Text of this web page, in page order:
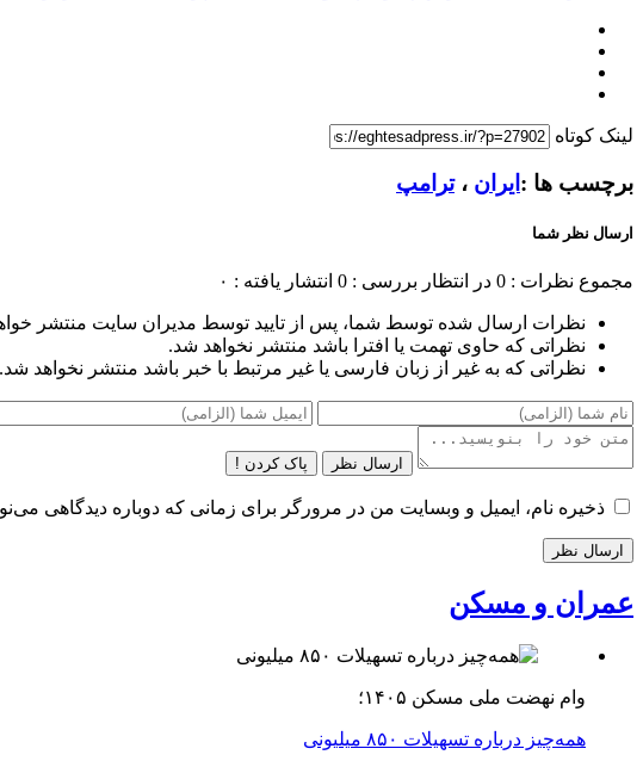
لینک کوتاه
برچسب ها : ایران ،ترامپ
ارسال نظر شما
مجموع نظرات : 0 در انتظار بررسی : 0 انتشار یافته : ۰
نظرات ارسال شده توسط شما، پس از تایید توسط مدیران سایت منتشر
نظراتی که حاوی تهمت یا افترا باشد منتشر نخواهد شد.
نظراتی که به غیر از زبان فارسی یا غیر مرتبط با خبر باشد منتشر نخواهد شد.
ارسال نظر پاک کردن !
ذخیره نام، ایمیل و وبسایت من در مرورگر برای زمانی که دوباره دیدگاهی
عمران و مسکن
وام نهضت ملی مسکن ۱۴۰۵؛
همه‌چیز درباره تسهیلات ۸۵۰ میلیونی